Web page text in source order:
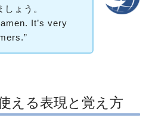
ょう。
It’s very
える表現と覚え方